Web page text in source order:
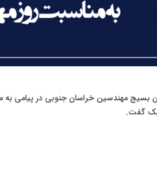
مهندسین خراسان جنوبی در پیامی به
گفت.